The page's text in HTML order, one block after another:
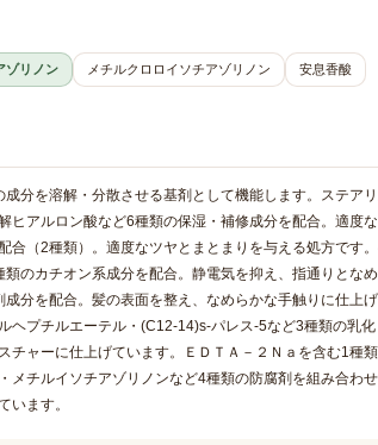
ゾリノン メチルクロロイソチアゾリノン
安息香酸
分を溶解・分散させる基剤として機能します。ステア
ヒアルロン酸など6種類の保湿・補修成分を配合。適度
合（2種類）。適度なツヤとまとまりを与える処方です
のカチオン系成分を配合。静電気を抑え、指通りとな
分を配合。髪の表面を整え、なめらかな手触りに仕上
ヘプチルエーテル・(C12-14)s-パレス-5など3種類の乳
チャーに仕上げています。ＥＤＴＡ－２Ｎａを含む1種
メチルイソチアゾリノンなど4種類の防腐剤を組み合わ
います。